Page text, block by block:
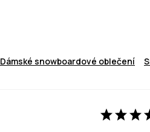
Dámské snowboardové oblečení